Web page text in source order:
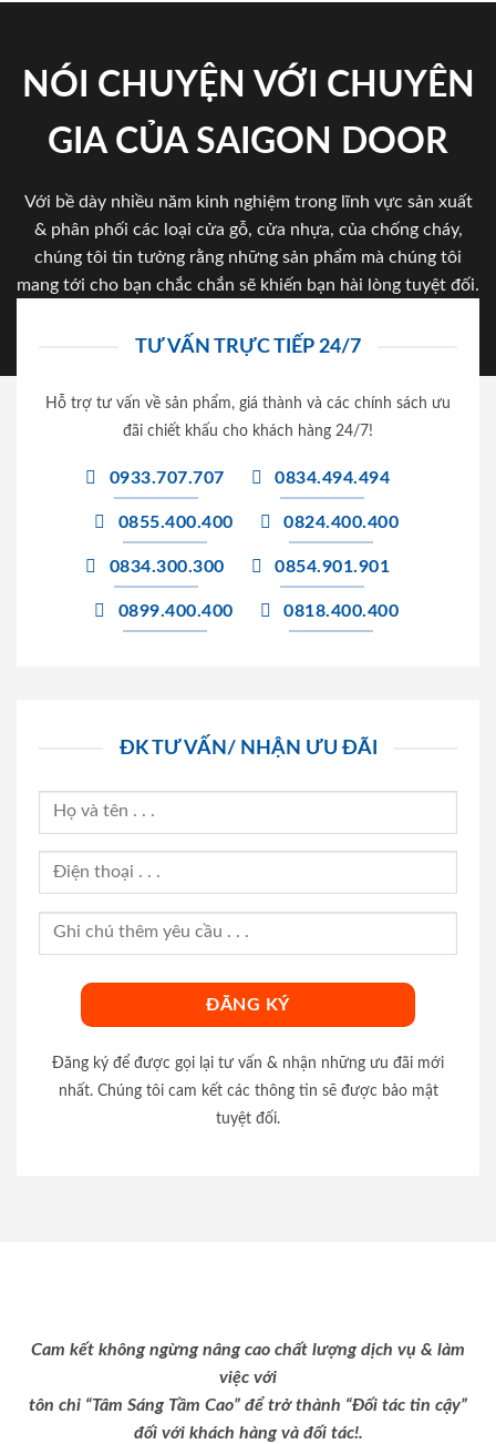
NÓI CHUYỆN VỚI CHUYÊN
GIA CỦA SAIGON DOOR
Với bề dày nhiều năm kinh nghiệm trong lĩnh vực sản xuất
& phân phối các loại cửa gỗ, cửa nhựa, của chống cháy,
chúng tôi tin tưởng rằng những sản phẩm mà chúng tôi
mang tới cho bạn chắc chắn sẽ khiến bạn hài lòng tuyệt đối.
TƯ VẤN TRỰC TIẾP 24/7
Hỗ trợ tư vấn về sản phẩm, giá thành và các chính sách ưu
đãi chiết khấu cho khách hàng 24/7!
0933.707.707 0834.494.494
0855.400.400 0824.400.400
0834.300.300 0854.901.901
0899.400.400 0818.400.400
ĐK TƯ VẤN/ NHẬN ƯU ĐÃI
Đăng ký để được gọi lại tư vấn & nhận những ưu đãi mới
nhất. Chúng tôi cam kết các thông tin sẽ được bảo mật
tuyệt đối.
Cam kết không ngừng nâng cao chất lượng dịch vụ & làm
việc với
tôn chỉ “Tâm Sáng Tầm Cao” để trở thành “Đối tác tin cậy”
đối với khách hàng và đối tác!.